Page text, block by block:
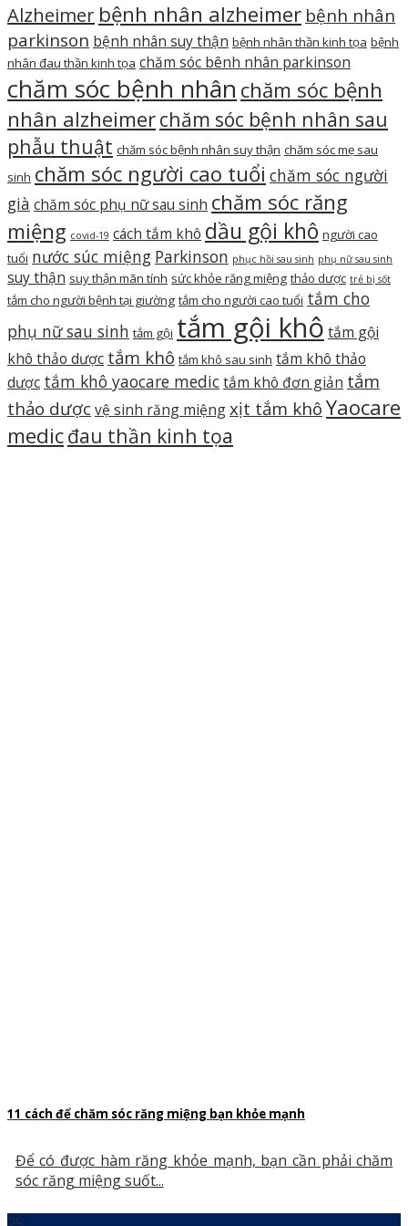
Alzheimer bệnh nhân alzheimer bệnh nhân
parkinson bệnh nhân suy thận bệnh nhân thần kinh tọa bệnh
nhân đau thần kinh tọa chăm sóc bênh nhân parkinson
chăm sóc bệnh nhân chăm sóc bệnh
nhân alzheimerchăm sóc bệnh nhân sau
phẫu thuật chăm sóc bệnh nhân suy thận chăm sóc mẹ sau
sinh chăm sóc người cao tuổi chăm sóc người
già chăm sóc phụ nữ sau sinh chăm sóc răng
miệng covid-19 cách tắm khô dầu gội khô người cao
tuổi nước súc miệng Parkinson phục hồi sau sinh phụ nữ sau sinh
suy thận suy thận mãn tính sức khỏe răng miệng thảo dược trẻ bị sốt
tắm cho người bệnh tại giường tắm cho người cao tuổi tắm cho
phụ nữ sau sinh tắm gội tắm gội khô tắm gội
khô thảo dược tắm khô tắm khô sau sinh tắm khô thảo
dược tắm khô yaocare medictắm khô đơn giản tắm
thảo dược vệ sinh răng miệngxịt tắm khôYaocare
medicđau thần kinh tọa
11 cách để chăm sóc răng miệng bạn khỏe mạnh
Để có được hàm răng khỏe mạnh, bạn cần phải chăm
sóc răng miệng suốt...